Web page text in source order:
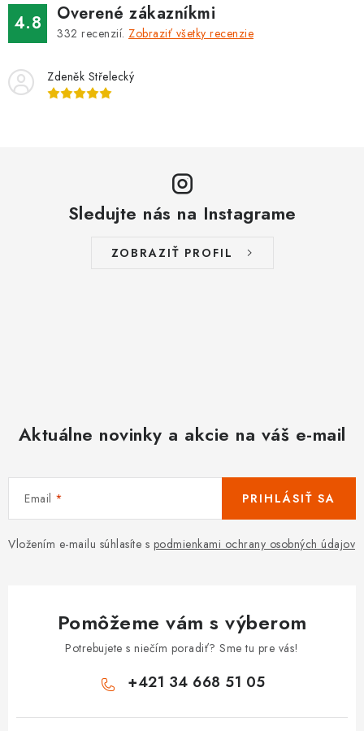
4.8 Overené zákazníkmi
332 recenzií. Zobraziť všetky recenzie
Zdeněk Střelecký
Sledujte nás na Instagrame
ZOBRAZIŤ PROFIL
Aktuálne novinky a akcie na váš e-mail
Email
Vložením e-mailu súhlasíte s podmienkami ochrany osobných údajov
PRIHLÁSIŤ SA
Pomôžeme vám s výberom
Potrebujete s niečím poradiť? Sme tu pre vás!
+421 34 668 51 05